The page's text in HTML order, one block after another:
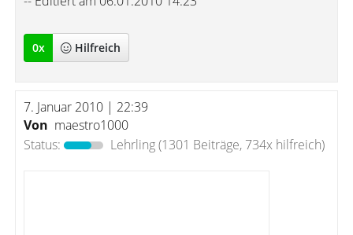
0x Hilfreich
7. Januar 2010 | 22:39
Von maestro1000
Status:
Lehrling(1301 Beiträge, 734x hilfreich)